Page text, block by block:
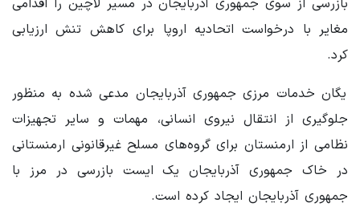
مغایر با درخواست اتحادیه اروپا برای کاهش تنش ارزیابی
کرد.
یگان خدمات مرزی جمهوری آذربایجان مدعی شده به منظور
جلوگیری از انتقال نیروی انسانی، مهمات و سایر تجهیزات
نظامی از ارمنستان برای گروه‌های مسلح غیرقانونی ارمنستانی
در خاک جمهوری آذربایجان یک ایست بازرسی در مرز با
جمهوری آذربایجان ایجاد کرده است.